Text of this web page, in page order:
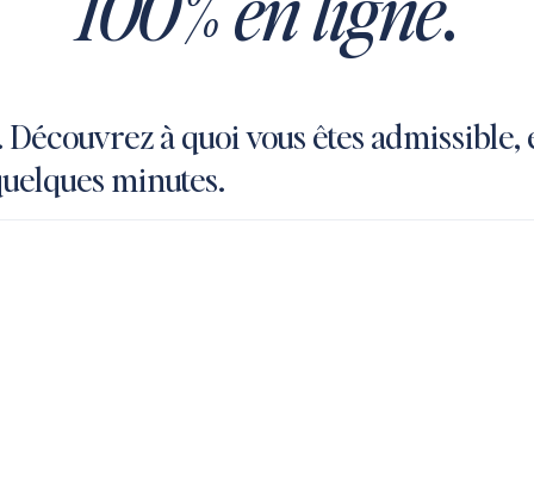
Découvrez à quoi vous êtes admissible,
minutes.
and Nevis
Application